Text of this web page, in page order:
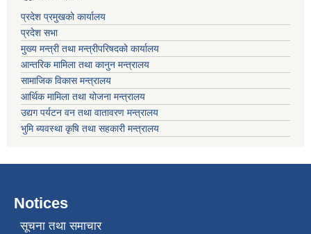
प्रदेश प्रमुखको कार्यालय
प्रदेश सभा
मुख्य मन्त्री तथा मन्त्रीपरिषदको कार्यालय
आन्तरिक मामिला तथा कानुन मन्त्रालय
सामाजिक विकास मन्त्रालय
आर्थिक मामिला तथा योजना मन्त्रालय
उद्यग पर्यटन वन तथा वातावरण मन्त्रालय
भुमि ब्यवस्था कृषि तथा सहकारी मन्त्रालय
Notices
सूचना तथा समाचार